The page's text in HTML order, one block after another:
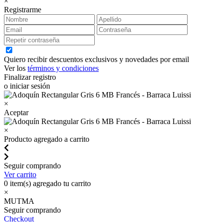
Registrarme
Quiero recibir descuentos exclusivos y novedades por email
Ver los términos y condiciones
Finalizar registro
o iniciar sesión
×
Aceptar
×
Producto agregado a carrito
Seguir comprando
Ver carrito
0 item(s) agregado tu carrito
×
MUTMA
Seguir comprando
Checkout